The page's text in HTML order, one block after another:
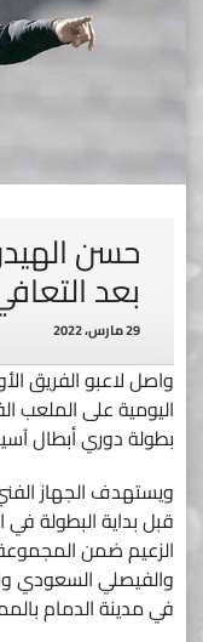
حسن
بعد
29 مارس، 2022
واصل لاعبو الفريق
اليومية على الملعب
بطولة دوري أبطال آسيا
ويستهدف الجهاز
قبل بداية البطولة
الزعيم ضمن
والفيصلي السعودي
في مدينة الدمام